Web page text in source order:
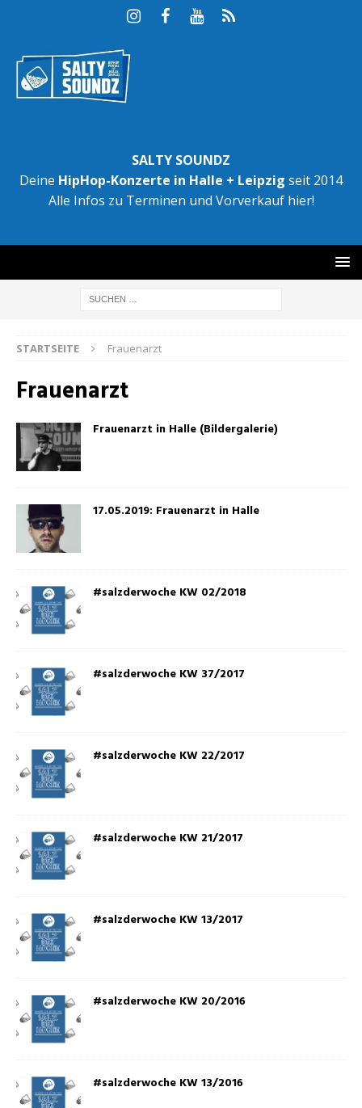
SALTY SOUNDZ
Deine HipHop-Konzerte in Halle + Leipzig seit 2014
Alle Infos zu Terminen und Vorverkauf hier!
STARTSEITE Frauenarzt
Frauenarzt
Frauenarzt in Halle (Bildergalerie)
17.05.2019: Frauenarzt in Halle
#salzderwoche KW 02/2018
#salzderwoche KW 37/2017
#salzderwoche KW 22/2017
#salzderwoche KW 21/2017
#salzderwoche KW 13/2017
#salzderwoche KW 20/2016
#salzderwoche KW 13/2016